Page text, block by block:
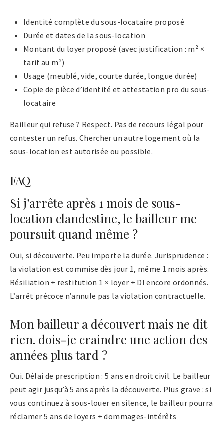
Identité complète du sous-locataire proposé
Durée et dates de la sous-location
Montant du loyer proposé (avec justification : m² ×
tarif au m²)
Usage (meublé, vide, courte durée, longue durée)
Copie de pièce d’identité et attestation pro du sous-
locataire
Bailleur qui refuse ? Respect. Pas de recours légal pour
contester un refus. Chercher un autre logement où la
sous-location est autorisée ou possible.
FAQ
Si j’arrête après 1 mois de sous-
location clandestine, le bailleur me
poursuit quand même ?
Oui, si découverte. Peu importe la durée. Jurisprudence :
la violation est commise dès jour 1, même 1 mois après.
Résiliation + restitution 1 × loyer + DI encore ordonnés.
L’arrêt précoce n’annule pas la violation contractuelle.
Mon bailleur a découvert mais ne dit
rien. dois-je craindre une action des
années plus tard ?
Oui. Délai de prescription : 5 ans en droit civil. Le bailleur
peut agir jusqu’à 5 ans après la découverte. Plus grave : si
vous continuez à sous-louer en silence, le bailleur pourra
réclamer 5 ans de loyers + dommages-intérêts